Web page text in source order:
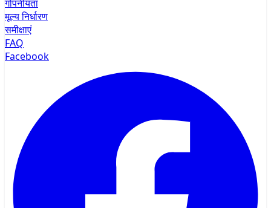
गोपनीयता
मूल्य निर्धारण
समीक्षाएं
FAQ
Facebook